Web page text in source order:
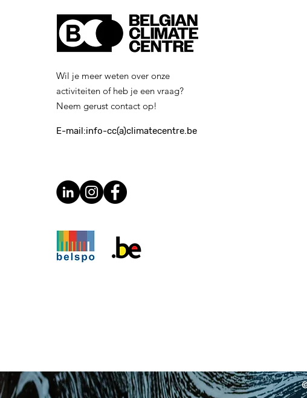
Wil je meer weten over onze
activiteiten of heb je een vraag?
Neem gerust contact op!
E-mail:info-cc(a)climatecentre.be